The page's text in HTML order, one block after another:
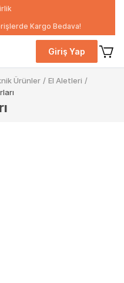
Kargo Bedava!
Giriş Yap
Ürünler / El Aletleri /